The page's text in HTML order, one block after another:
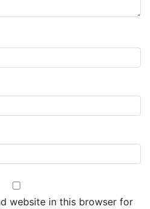
website in this browser for